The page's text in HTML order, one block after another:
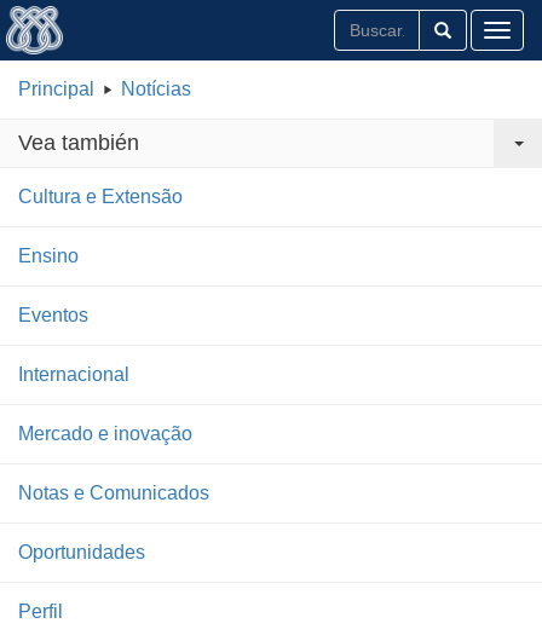
Principal Notícias
Vea también
Cultura e Extensão
Ensino
Eventos
Internacional
Mercado e inovação
Notas e Comunicados
Oportunidades
Perfil